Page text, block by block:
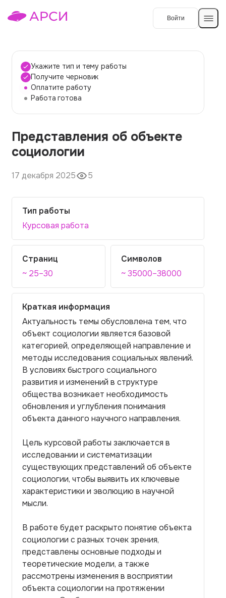
Войти
Темы работ
О сервисе
О компании
Наши гарантии
Порядок оплаты
Вопросы и ответы
Отзывы
Контакты
Укажите тип и тему работы
Получите черновик
Оплатите работу
Работа готова
Представления об объекте
социологии
17 декабря 2025 5
Тип работы
Курсовая работа
Страниц
~ 25–30
Символов
~ 35000–38000
Краткая информация
Актуальность темы обусловлена тем, что
объект социологии является базовой
категорией, определяющей направление и
методы исследования социальных явлений.
В условиях быстрого социального
развития и изменений в структуре
общества возникает необходимость
обновления и углубления понимания
объекта данного научного направления.
Цель курсовой работы заключается в
исследовании и систематизации
существующих представлений об объекте
социологии, чтобы выявить их ключевые
характеристики и эволюцию в научной
мысли.
В работе будет раскрыто понятие объекта
социологии с разных точек зрения,
представлены основные подходы и
теоретические модели, а также
рассмотрены изменения в восприятии
объекта социологии на протяжении